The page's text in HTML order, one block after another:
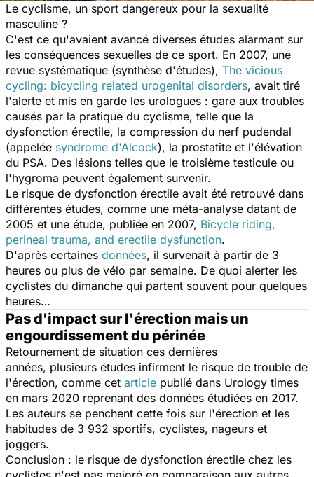
Le cyclisme, un sport dangereux pour la sexualité
masculine ?
C'est ce qu'avaient avancé diverses études alarmant sur
les conséquences sexuelles de ce sport. En 2007, une
revue systématique (synthèse d'études), The vicious
cycling: bicycling related urogenital disorders, avait tiré
l'alerte et mis en garde les urologues : gare aux troubles
causés par la pratique du cyclisme, telle que la
dysfonction érectile, la compression du nerf pudendal
(appelée syndrome d'Alcock), la prostatite et l'élévation
du PSA. Des lésions telles que le troisième testicule ou
l'hygroma peuvent également survenir.
Le risque de dysfonction érectile avait été retrouvé dans
différentes études, comme une méta-analyse datant de
2005 et une étude, publiée en 2007, Bicycle riding,
perineal trauma, and erectile dysfunction.
D'après certaines données, il survenait à partir de 3
heures ou plus de vélo par semaine. De quoi alerter les
cyclistes du dimanche qui partent souvent pour quelques
heures…
Pas d'impact sur l'érection mais un
engourdissement du périnée
Retournement de situation ces dernières
années, plusieurs études infirment le risque de trouble de
l'érection, comme cet article publié dans Urology times
en mars 2020 reprenant des données étudiées en 2017.
Les auteurs se penchent cette fois sur l'érection et les
habitudes de 3 932 sportifs, cyclistes, nageurs et
joggers.
Conclusion : le risque de dysfonction érectile chez les